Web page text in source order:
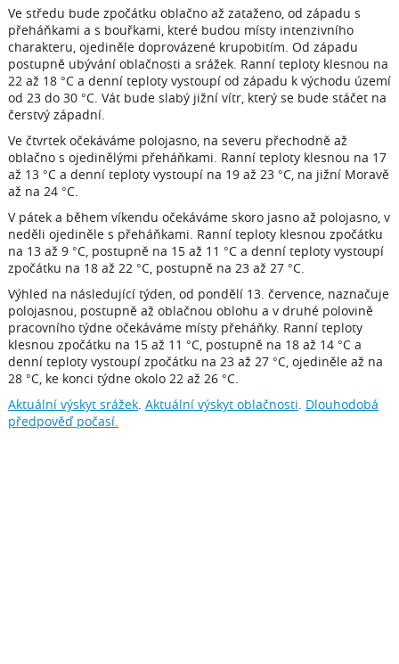
Ve středu bude zpočátku oblačno až zataženo, od západu s
přeháňkami a s bouřkami, které budou místy intenzivního
charakteru, ojediněle doprovázené krupobitím. Od západu
postupně ubývání oblačnosti a srážek. Ranní teploty klesnou na
22 až 18 °C a denní teploty vystoupí od západu k východu území
od 23 do 30 °C. Vát bude slabý jižní vítr, který se bude stáčet na
čerstvý západní.
Ve čtvrtek očekáváme polojasno, na severu přechodně až
oblačno s ojedinělými přeháňkami. Ranní teploty klesnou na 17
až 13 °C a denní teploty vystoupí na 19 až 23 °C, na jižní Moravě
až na 24 °C.
V pátek a během víkendu očekáváme skoro jasno až polojasno, v
neděli ojediněle s přeháňkami. Ranní teploty klesnou zpočátku
na 13 až 9 °C, postupně na 15 až 11 °C a denní teploty vystoupí
zpočátku na 18 až 22 °C, postupně na 23 až 27 °C.
Výhled na následující týden, od pondělí 13. července, naznačuje
polojasnou, postupně až oblačnou oblohu a v druhé polovině
pracovního týdne očekáváme místy přeháňky. Ranní teploty
klesnou zpočátku na 15 až 11 °C, postupně na 18 až 14 °C a
denní teploty vystoupí zpočátku na 23 až 27 °C, ojediněle až na
28 °C, ke konci týdne okolo 22 až 26 °C.
Aktuální výskyt srážek. Aktuální výskyt oblačnosti. Dlouhodobá
předpověď počasí.